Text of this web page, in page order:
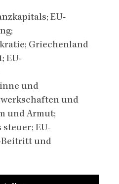
EU-
Griechenland
EU-
und
und
und Armut;
EU-
Beitritt und